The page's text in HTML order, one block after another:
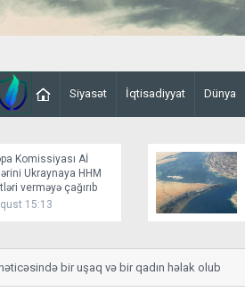
Siyasət İqtisadiyyat Dünya
Komissiyası Aİ
Ukraynaya HHM
verməyə çağırıb
15:13
bir uşaq və bir qadın həlak olub